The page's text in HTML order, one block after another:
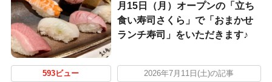
月15日（月）オープンの「立ち
食い寿司さくら」で「おまかせ
ランチ寿司」をいただきます♪
593ビュー 2026年7月11日(土)の記事